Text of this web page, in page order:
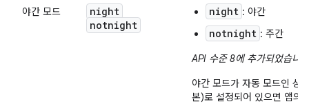
야간 모드
night
notnight
night : 야간
notnight : 주간
API 수준 8에 추가되었습니
야간 모드가 자동 모드인 상
본)로 설정되어 있으면 앱의